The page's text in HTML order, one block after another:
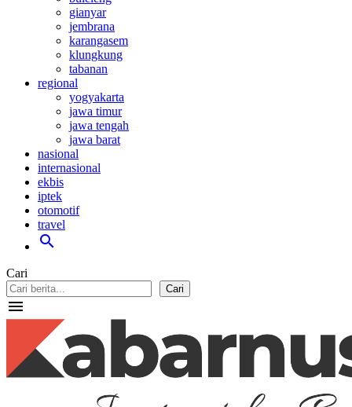
gianyar
jembrana
karangasem
klungkung
tabanan
regional
yogyakarta
jawa timur
jawa tengah
jawa barat
nasional
internasional
ekbis
iptek
otomotif
travel
search
Cari
Cari
menu